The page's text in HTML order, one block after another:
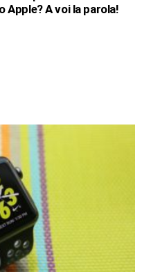
A voi la parola!